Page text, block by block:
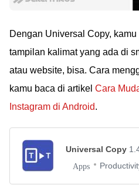
Dengan Universal Copy,
tampilan kalimat yang ada di
atau website, bisa. Cara
kamu baca di artikel Cara
Instagram di Android.
Universal Copy
Apps